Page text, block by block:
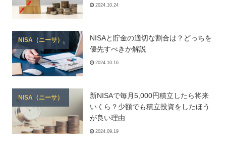
2024.10.24
NISA（ニーサ）
NISAと貯金の適切な割合は？どっちを
優先すべきか解説
2024.10.16
NISA（ニーサ）
新NISAで毎月5,000円積立したら将来
いくら？少額でも積立投資をしたほう
が良い理由
2024.09.19